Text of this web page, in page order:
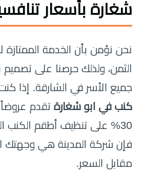
شغارة بأسعار
نحن نؤمن بأن الخدمة
الثمن، ولذلك حرصنا على
جميع الأسر في الشارقة. إذا
كنب في ابو شغارة تقدم
30% على تنظيف أطقم الكنب
فإن شركة المدينة هي وجهتك
مقابل السعر.